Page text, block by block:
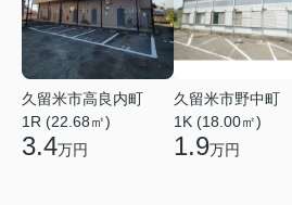
久留米市高良内町
1R (22.68㎡)
3.4万円
久留米市野中町
1K (18.00㎡)
1.9万円